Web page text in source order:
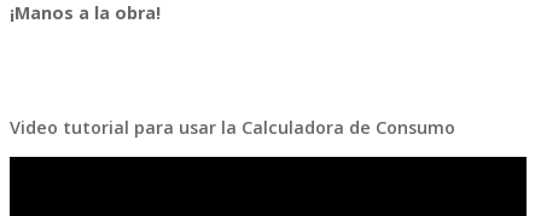
¡Manos a la obra!
Video tutorial para usar la Calculadora de Consumo